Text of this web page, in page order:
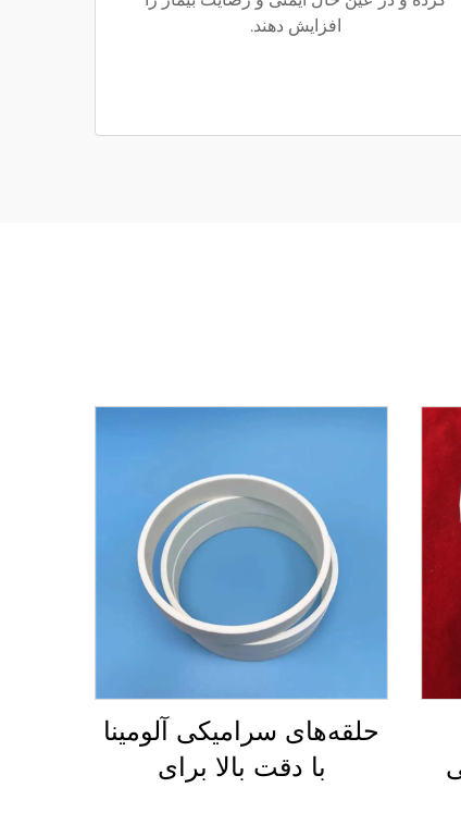
افزایش دهند.
حلقه‌های سرامیکی آلومینا
با دقت بالا برای